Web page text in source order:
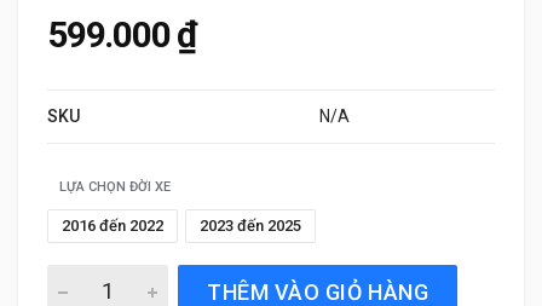
599.000₫
SKU N/A
LỰA CHỌN ĐỜI XE
2016 đến 2022 2023 đến 2025
Gạt Mưa Xe Mercedes GLC300 (2016 đến 2025)
THÊM VÀO GIỎ HÀNG